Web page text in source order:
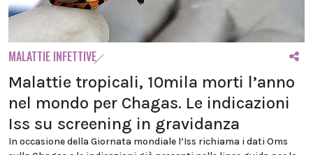
MALATTIE INFETTIVE
Malattie tropicali, 10mila morti l’anno
nel mondo per Chagas. Le indicazioni
Iss su screening in gravidanza
In occasione della Giornata mondiale l’Iss richiama i dati Oms